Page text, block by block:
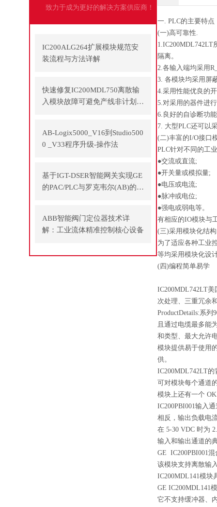
致力于成为更好的解决方案供应商！
IC200ALG264扩展模块规范安
装流程与方法详解
快速修复IC200MDL750离散输
入模块故障可避免产线非计划停
AB-Logix5000_V16到Studio500
0 _V33程序升级-操作法
基于IGT-DSER智能网关实现GE
的PAC/PLC与罗克韦尔(AB)的P
ABB智能阀门定位器技术详
解：工业流体精准控制核心设备
一. PLC的主要特点
(一)高可靠性.
1.IC200MDL742LT
隔离。
2.各输入端均采用
3. 各模块均采用屏
4.采用性能优良的
5.对采用的器件进
6.良好的自诊断功
7. 大型PLC还可以
(二)丰富的I/O接口
PLC针对不同的工
●交流或直流;
●开关量或模拟量;
●电压或电流;
●脉冲或电位;
●强电或弱电等。
有相应的IO模块与
(三)采用模块化结构
为了适应各种工业
等均采用模块化设
(四)编程简单易学
IC200MDL742LT
次处理、三重冗余
ProductDetails:系
且通过电缆最多能
和类型、最大允许
模块提供易于使用
供。
IC200MDL742LT
可对模块每个通道
模块上还有一个
IC200PBI001输入
相反，输出负载电
在 5-30 VDC 时为
输入和输出通道的
GE IC200PBI001混
该模块支持离散输
IC200MDL141模块
GE IC200MDL141
它不支持缓冲器、